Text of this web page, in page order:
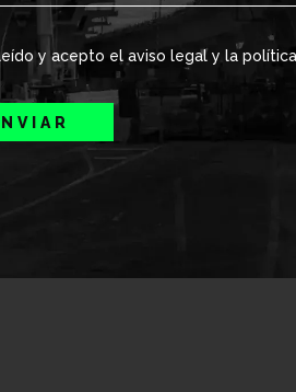
y acepto el aviso legal y la